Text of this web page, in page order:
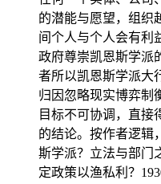
的潜能与愿望，组织
间个人与个人会有利
政府尊崇凯恩斯学派
者所以凯恩斯学派大
归因忽略现实博弈制
目标不可协调，直接
的结论。按作者逻辑
斯学派？立法与部门
定政策以渔私利？